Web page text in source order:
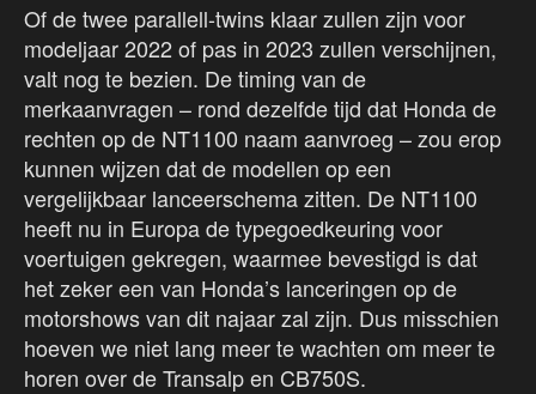
Of de twee parallell-twins klaar zullen zijn voor
modeljaar 2022 of pas in 2023 zullen verschijnen,
valt nog te bezien. De timing van de
merkaanvragen – rond dezelfde tijd dat Honda de
rechten op de NT1100 naam aanvroeg – zou erop
kunnen wijzen dat de modellen op een
vergelijkbaar lanceerschema zitten. De NT1100
heeft nu in Europa de typegoedkeuring voor
voertuigen gekregen, waarmee bevestigd is dat
het zeker een van Honda’s lanceringen op de
motorshows van dit najaar zal zijn. Dus misschien
hoeven we niet lang meer te wachten om meer te
horen over de Transalp en CB750S.